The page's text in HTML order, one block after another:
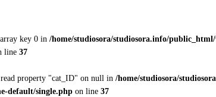
key 0 in /home/studiosora/studiosora.info/
line 37
property "cat_ID" on null in /home/studiosora/
default/single.php on line 37